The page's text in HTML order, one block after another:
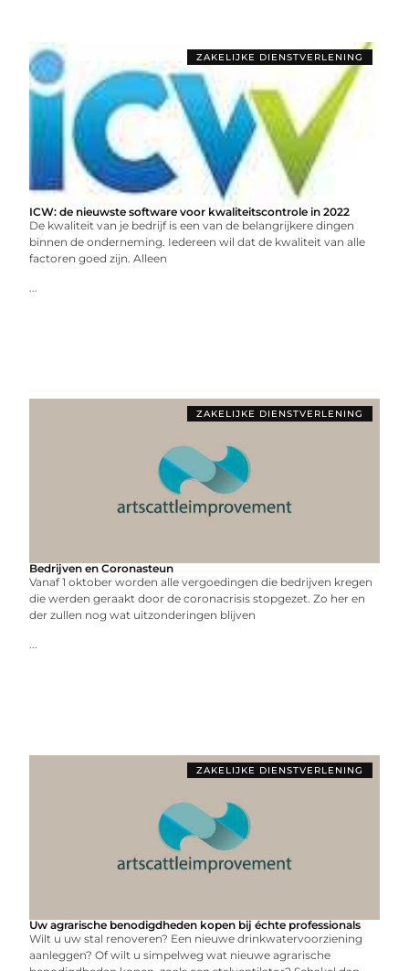
ZAKELIJKE DIENSTVERLENING
ICW: de nieuwste software voor kwaliteitscontrole in 2022
De kwaliteit van je bedrijf is een van de belangrijkere dingen
binnen de onderneming. Iedereen wil dat de kwaliteit van alle
factoren goed zijn. Alleen
...
ZAKELIJKE DIENSTVERLENING
Bedrijven en Coronasteun
Vanaf 1 oktober worden alle vergoedingen die bedrijven kregen
die werden geraakt door de coronacrisis stopgezet. Zo her en
der zullen nog wat uitzonderingen blijven
...
ZAKELIJKE DIENSTVERLENING
Uw agrarische benodigdheden kopen bij échte professionals
Wilt u uw stal renoveren? Een nieuwe drinkwatervoorziening
aanleggen? Of wilt u simpelweg wat nieuwe agrarische